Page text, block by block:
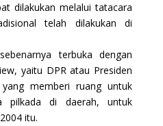
dilakukan melalui tatacara
telah dilakukan di
terbuka dengan
yaitu DPR atau Presiden
memberi ruang untuk
pilkada di daerah, untuk
itu.